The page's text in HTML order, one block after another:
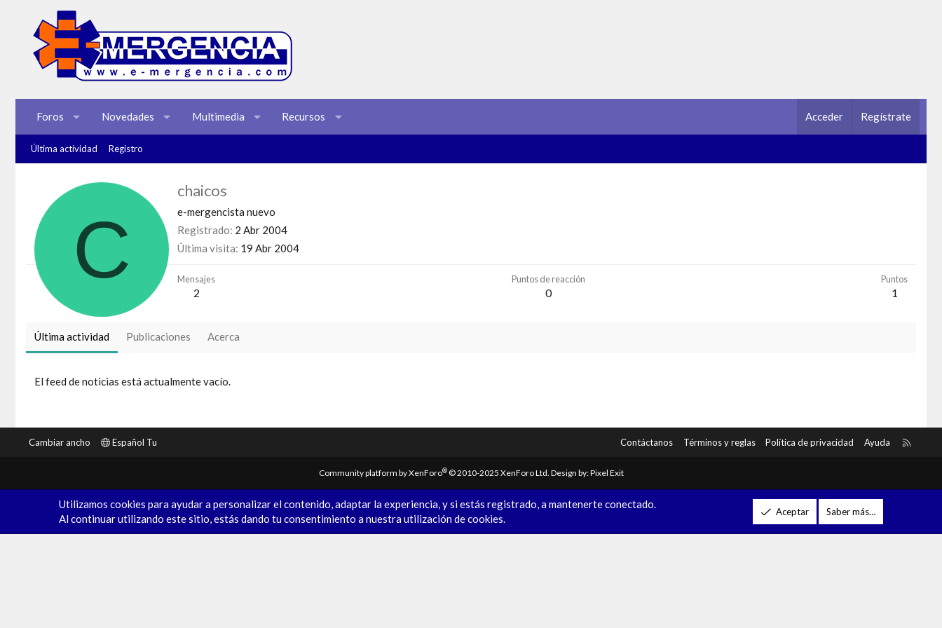
Foros Novedades Multimedia Recursos Acceder Regístrate
Última actividad Registro
C
chaicos
e-mergencista nuevo
Registrado 2 Abr 2004
Última visita 19 Abr 2004
Mensajes
2
Puntos de reacción
0
Puntos
1
Última actividad Publicaciones Acerca
El feed de noticias está actualmente vacío.
Cambiar ancho Español Tu Contáctanos Términos y reglas Política de privacidad Ayuda
Community platform by XenForo® © 2010-2025 XenForo Ltd. Design by:Pixel Exit
Utilizamos cookies para ayudar a personalizar el contenido, adaptar la experiencia, y si estás registrado, a mantenerte conectado.
Al continuar utilizando este sitio, estás dando tu consentimiento a nuestra utilización de cookies.
Aceptar Saber más…